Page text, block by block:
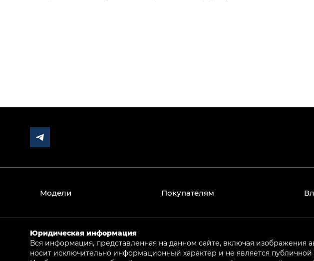
Модели Покупателям
Юридическая информация
Вся информация, представленная на данном сайте, включая изображения
носит исключительно информационный характер и не является